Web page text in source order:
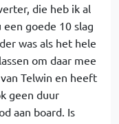
die heb ik al
goede 10 slag
was als het hele
om daar mee
Telwin en heeft
geen duur
aan board. Is